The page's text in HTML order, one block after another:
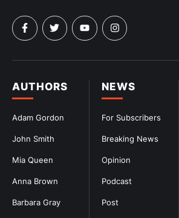
NEWS
For Subscribers
Breaking News
Opinion
Podcast
Post
AUTHORS
Adam Gordon
John Smith
Mia Queen
Anna Brown
Barbara Gray